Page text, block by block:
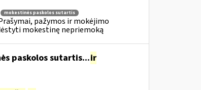
mokestinės paskolos sutartis
pažymos ir mokėjimo
mokestinę nepriemoką
paskolos sutartis...ir